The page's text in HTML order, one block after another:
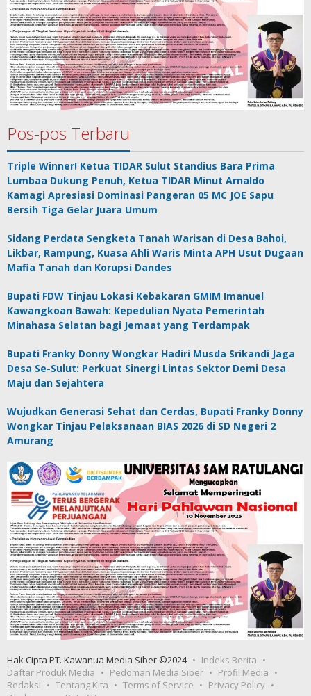
Pos-pos Terbaru
Triple Winner! Ketua TIDAR Sulut Standius Bara Prima
Lumbaa Dukung Penuh, Ketua TIDAR Minut Arnaldo
Kamagi Apresiasi Dominasi Pangeran 05 MC JOE Sapu
Bersih Tiga Gelar Juara Umum
Sidang Perdata Sengketa Tanah Warisan di Desa Bahoi,
Likbar, Rampung, Kuasa Ahli Waris Minta APH Usut Dugaan
Mafia Tanah dan Korupsi Dandes
Bupati FDW Tinjau Lokasi Kebakaran GMIM Imanuel
Kawangkoan Bawah: Kepedulian Nyata Pemerintah
Minahasa Selatan bagi Jemaat yang Terdampak
Bupati Franky Donny Wongkar Hadiri Musda Srikandi Jaga
Desa Se-Sulut: Perkuat Sinergi Lintas Sektor Demi Desa
Maju dan Sejahtera
Wujudkan Generasi Sehat dan Cerdas, Bupati Franky Donny
Wongkar Tinjau Pelaksanaan BIAS 2026 di SD Negeri 2
Amurang
Hak Cipta PT. Kawanua Media Siber ©2024
Indeks Berita
Daftar Produk Media
Pedoman Media Siber
Profil Media
Redaksi
Tentang Kita Terms of Service
Privacy Policy